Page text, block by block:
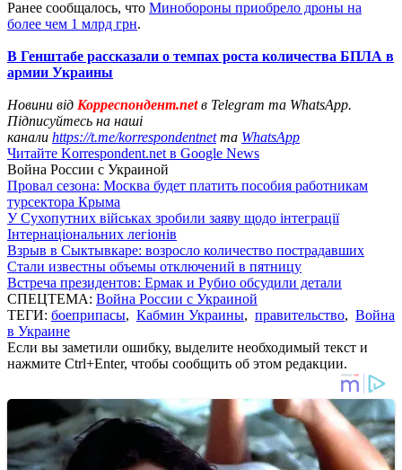
Ранее сообщалось, что Минобороны приобрело дроны на
более чем 1 млрд грн.
В Генштабе рассказали о темпах роста количества БПЛА в
армии Украины
Новини від Корреспондент.netв Telegram та WhatsApp.
Підписуйтесь на наші
канали https://t.me/korrespondentnetта WhatsApp
Читайте Korrespondent.net в Google News
Война России с Украиной
Провал сезона: Москва будет платить пособия работникам
турсектора Крыма
У Сухопутних військах зробили заяву щодо інтеграції
Інтернаціональних легіонів
Взрыв в Сыктывкаре: возросло количество пострадавших
Стали известны объемы отключений в пятницу
Встреча президентов: Ермак и Рубио обсудили детали
СПЕЦТЕМА: Война России с Украиной
ТЕГИ: боеприпасы, Кабмин Украины, правительство, Война
в Украине
Если вы заметили ошибку, выделите необходимый текст и
нажмите Ctrl+Enter, чтобы сообщить об этом редакции.